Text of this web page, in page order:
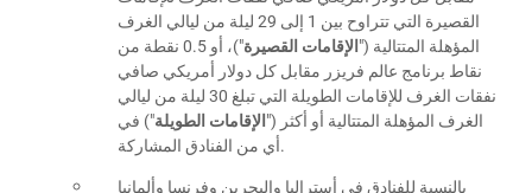
القصيرة التي تتراوح بين 1 إلى 29 ليلة من ليالي الغرف
المؤهلة المتتالية ("الإقامات القصيرة
")، أو 0.5 نقطة من
نقاط برنامج عالم فريزر مقابل كل دولار أمريكي صافي
نفقات الغرف للإقامات الطويلة التي تبلغ 30 ليلة من ليالي
الغرف المؤهلة المتتالية أو أكثر ("الإقامات الطويلة") في
أي من الفنادق المشاركة.
بالنسبة للفنادق في أستراليا والبحرين وفرنسا وألمانيا